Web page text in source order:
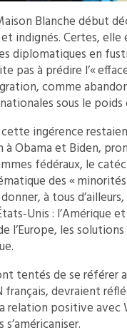
Blanche début
indignés. Certes, elle
diplomatiques en
pas à prédire l’«
comme
sous le
ingérence
à Obama et Biden,
fédéraux, le
des «
à tous d’ailleurs,
Unis : l’Amérique
l’Europe, les
tentés de se référer
devraient
relation positive avec